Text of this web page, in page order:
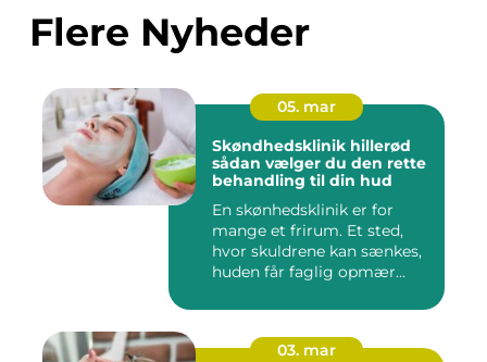
Flere Nyheder
05. mar
Skøndhedsklinik hillerød
sådan vælger du den rette
behandling til din hud
En skønhedsklinik er for
mange et frirum. Et sted,
hvor skuldrene kan sænkes,
huden får faglig opmær...
03. mar